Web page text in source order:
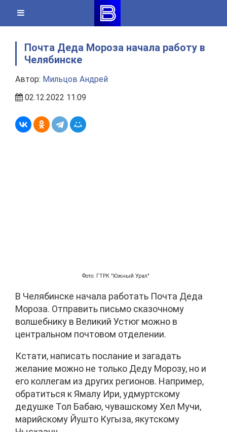
content
Почта Деда Мороза начала работу в
Челябинске
Автор: Мильцов Андрей
02.12.2022 11:09
Фото: ГТРК "Южный Урал"
В Челябинске начала работать Почта Деда
Мороза. Отправить письмо сказочному
волшебнику в Великий Устюг можно в
центральном почтовом отделении.
Кстати, написать послание и загадать
желание можно не только Деду Морозу, но и
его коллегам из других регионов. Например,
обратиться к Ямалу Ири, удмуртскому
дедушке Тол Бабаю, чувашскому Хел Мучи,
марийскому Йушто Кугыза, якутскому